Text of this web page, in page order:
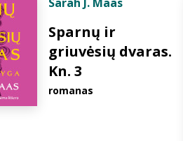
Sparnų ir
griuvėsių dvaras.
Kn. 3
romanas